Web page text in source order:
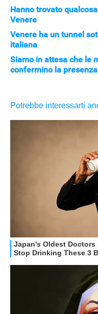
Hanno trovato
Venere
Venere ha un tunnel
italiana
Siamo in attesa che le
confermino la